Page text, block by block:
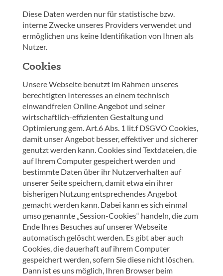
Diese Daten werden nur für statistische bzw.
interne Zwecke unseres Providers verwendet und
ermöglichen uns keine Identifikation von Ihnen als
Nutzer.
Cookies
Unsere Webseite benutzt im Rahmen unseres
berechtigten Interesses an einem technisch
einwandfreien Online Angebot und seiner
wirtschaftlich-effizienten Gestaltung und
Optimierung gem. Art.6 Abs. 1 lit.f DSGVO Cookies,
damit unser Angebot besser, effektiver und sicherer
genutzt werden kann. Cookies sind Textdateien, die
auf Ihrem Computer gespeichert werden und
bestimmte Daten über ihr Nutzerverhalten auf
unserer Seite speichern, damit etwa ein ihrer
bisherigen Nutzung entsprechendes Angebot
gemacht werden kann. Dabei kann es sich einmal
umso genannte „Session-Cookies“ handeln, die zum
Ende Ihres Besuches auf unserer Webseite
automatisch gelöscht werden. Es gibt aber auch
Cookies, die dauerhaft auf ihrem Computer
gespeichert werden, sofern Sie diese nicht löschen.
Dann ist es uns möglich, Ihren Browser beim